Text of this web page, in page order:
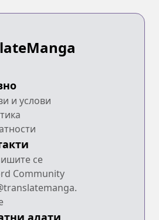
и услови
се
Community